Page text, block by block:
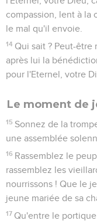
compassion, lent à la
le mal qu'il envoie.
14 Qui sait ? Peut-être
après lui la
pour l'Eternel, votre
Le moment de
15 Sonnez de la
une assemblée
16 Rassemblez le
rassemblez les
nourrissons ! Que le
jeune mariée de sa
17 Qu'entre le